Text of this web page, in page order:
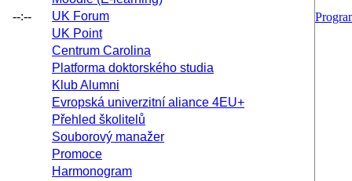
--:--
UK Forum
UK Point
Centrum Carolina
Platforma doktorského studia
Klub Alumni
Evropská univerzitní aliance 4EU+
Přehled školitelů
Souborový manažer
Promoce
Harmonogram